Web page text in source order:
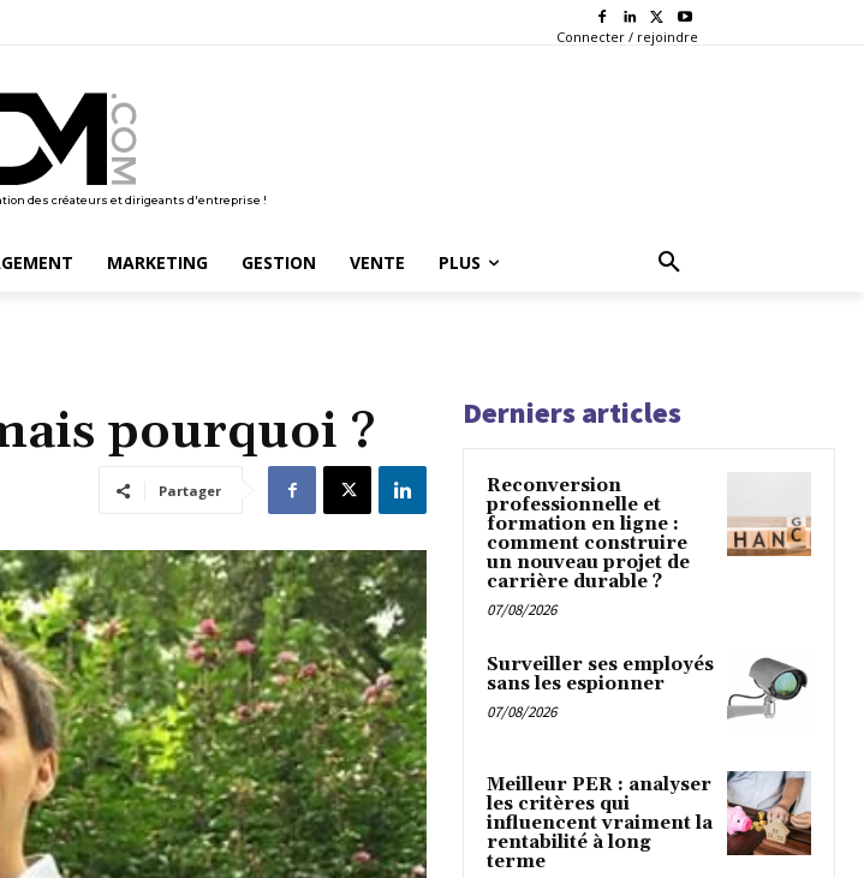
Connecter / rejoindre
des créateurs et dirigeants d'entreprise !
MARKETING GESTION VENTE PLUS
pourquoi ?
Partager
Derniers articles
Reconversion
professionnelle et
formation en ligne :
comment construire
un nouveau projet de
carrière durable ?
07/08/2026
Surveiller ses employés
sans les espionner
07/08/2026
Meilleur PER : analyser
les critères qui
influencent vraiment la
rentabilité à long
terme